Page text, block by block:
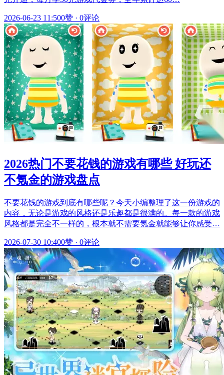
2026-06-23 11:500赞 · 0评论
2026热门不要花钱的游戏有哪些 好玩还
不氪金的游戏盘点
不要花钱的游戏到底有哪些呢？今天小编整理了这一份游戏的
内容，无论是游戏的风格还是乐趣都是很满的。每一款的游戏
风格都是完全不一样的，根本就不需要氪金就能够让你感受…
2026-07-30 10:400赞 · 0评论